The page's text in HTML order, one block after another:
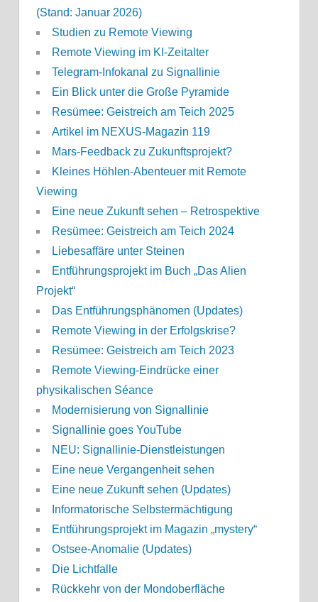
(Stand: Januar 2026)
Studien zu Remote Viewing
Remote Viewing im KI-Zeitalter
Telegram-Infokanal zu Signallinie
Ein Blick unter die Große Pyramide
Resümee: Geistreich am Teich 2025
Artikel im NEXUS-Magazin 119
Mars-Feedback zu Zukunftsprojekt?
Kleines Höhlen-Abenteuer mit Remote
Viewing
Eine neue Zukunft sehen – Retrospektive
Resümee: Geistreich am Teich 2024
Liebesaffäre unter Steinen
Entführungsprojekt im Buch „Das Alien
Projekt“
Das Entführungsphänomen (Updates)
Remote Viewing in der Erfolgskrise?
Resümee: Geistreich am Teich 2023
Remote Viewing-Eindrücke einer
physikalischen Séance
Modernisierung von Signallinie
Signallinie goes YouTube
NEU: Signallinie-Dienstleistungen
Eine neue Vergangenheit sehen
Eine neue Zukunft sehen (Updates)
Informatorische Selbstermächtigung
Entführungsprojekt im Magazin „mystery“
Ostsee-Anomalie (Updates)
Die Lichtfalle
Rückkehr von der Mondoberfläche